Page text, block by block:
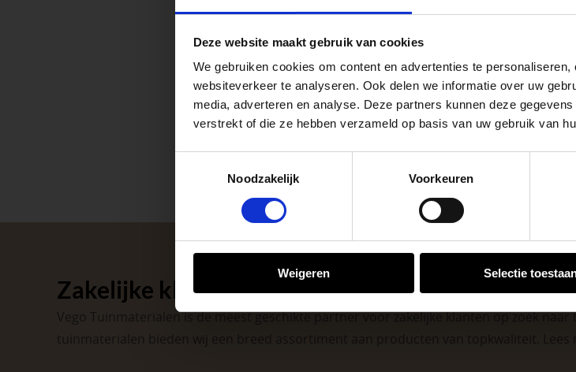
Deze website maakt gebruik van cookies
We gebruiken cookies om content en advertenties te
websiteverkeer te analyseren. Ook delen we informatie over uw
media, adverteren en analyse. Deze partners kunnen deze
verstrekt of die ze hebben verzameld op basis van uw gebruik van
Noodzakelijk
Voorkeuren
Weigeren Selectie
Zakelijke klant worden
Vego Tuinmaterialen is de meest geschikte partner voor zakelijke klanten op zoek
tuinmaterialen bieden wij een breed assortiment aan producten van topkwaliteit. Lees
op zaterdag. Bekijk de vestigingspagina voor de actuele
Afsluiting Papendrechtse Brug
Met vier vestigingen en inspirerende showtuinen
tuinproject.
BEKIJK ONZE VESTIGINGEN